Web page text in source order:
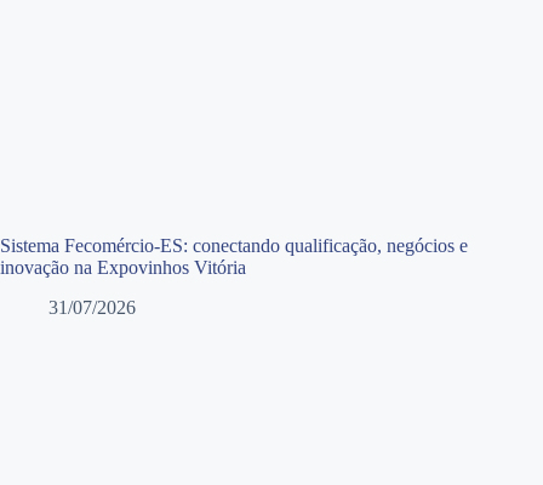
Sistema Fecomércio-ES: conectando qualificação, negócios e
inovação na Expovinhos Vitória
31/07/2026